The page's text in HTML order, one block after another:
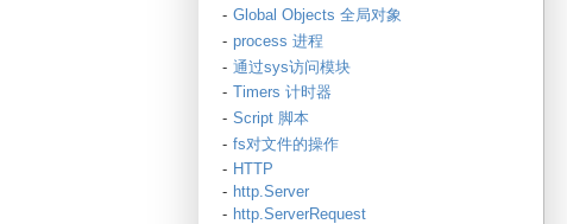
Global Objects 全局对象
process 进程
通过sys访问模块
Timers 计时器
Script 脚本
fs对文件的操作
HTTP
http.Server
http.ServerRequest